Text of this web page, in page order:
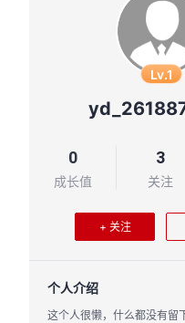
Lv.1
0
成长值
3
关注
+ 关注
个人介绍
这个人很懒，什么都没有留